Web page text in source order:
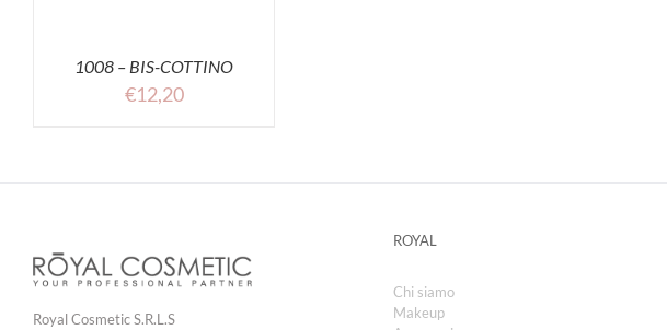
1008 – BIS-COTTINO
€12,20
Royal Cosmetic S.R.L.S
ROYAL
Chi siamo
Makeup